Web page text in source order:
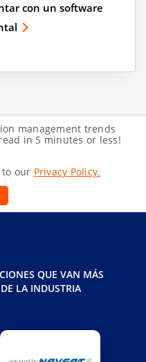
con un software
management trends
in 5 minutes or less!
to our Privacy Policy.
QUE VAN MÁS
LA INDUSTRIA